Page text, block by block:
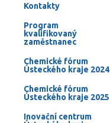
Kontakty
Program
kvalifikovaný
zaměstnanec
Chemické fórum
Ústeckého kraje 2024
Chemické fórum
Ústeckého kraje 2025
Inovační centrum